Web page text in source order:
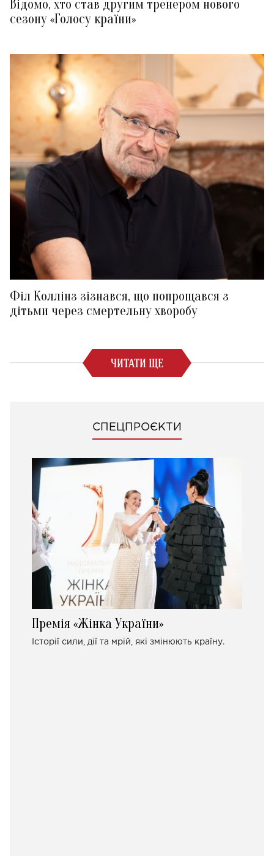
Відомо, хто став другим тренером нового
сезону «Голосу країни»
Філ Коллінз зізнався, що попрощався з
дітьми через смертельну хворобу
ЧИТАТИ ЩЕ
СПЕЦПРОЄКТИ
Премія «Жінка України»
Історії сили, дії та мрій, які змінюють країну.